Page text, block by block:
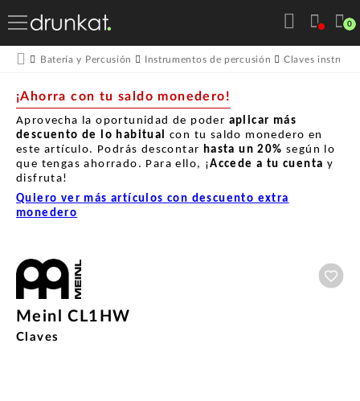
0
Batería y Percusión Instrumentos de percusión Claves
¡Ahorra con tu saldo monedero!
Aprovecha la oportunidad de poder aplicar más
descuento de lo habitual con tu saldo monedero en
este artículo. Podrás descontar hasta un 20% según lo
que tengas ahorrado. Para ello, ¡Accede a tu cuenta y
disfruta!
Quiero ver más artículos con descuento extra
monedero
Meinl CL1HW
Claves